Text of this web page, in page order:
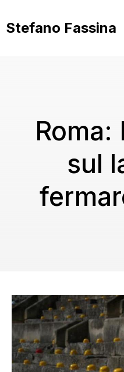
contenuto
Stefano Fassina
sul